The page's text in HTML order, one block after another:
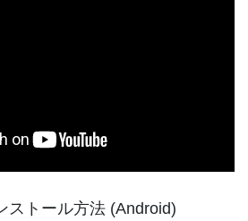
ストール方法 (Android)